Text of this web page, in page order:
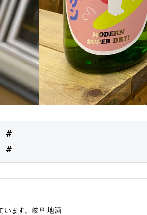
#
#
います。岐阜 地酒